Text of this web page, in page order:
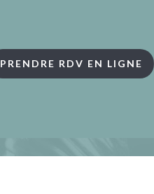
PRENDRE RDV EN LIGNE